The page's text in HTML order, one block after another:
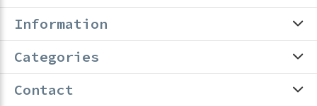
Information
Categories
Contact